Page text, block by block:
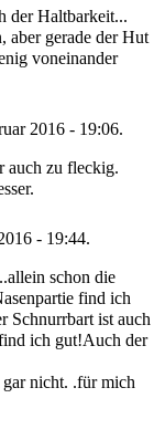
der Haltbarkeit...
aber gerade der Hut
voneinander
2016 - 19:06.
auch zu fleckig.
- 19:44.
schon die
find ich
Schnurrbart ist auch
ich gut!Auch der
gar nicht. .für mich